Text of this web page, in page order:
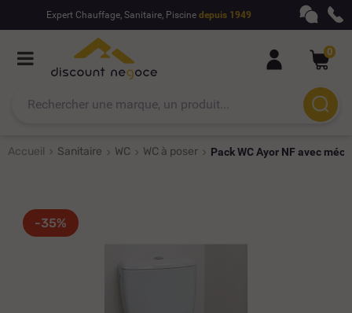
Expert Chauffage, Sanitaire, Piscine depuis 1949
0
Accueil Sanitaire WC WC à poser Pack WC Ayor NF avec
-35%